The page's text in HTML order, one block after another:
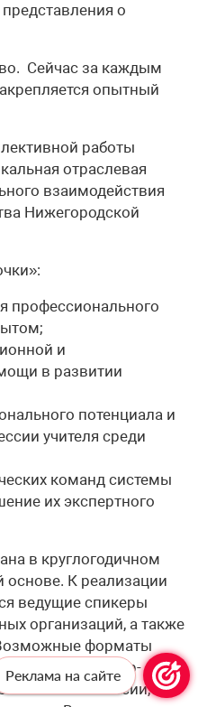
о
Сейчас за каждым
опытный
работы
отраслевая
взаимодействия
Нижегородской
профессионального
и
в развитии
потенциала и
учителя среди
команд системы
их экспертного
в круглогодичном
К реализации
ведущие спикеры
организаций, а также
форматы
тренинги, мастер-
сессии,
Реклама на сайте